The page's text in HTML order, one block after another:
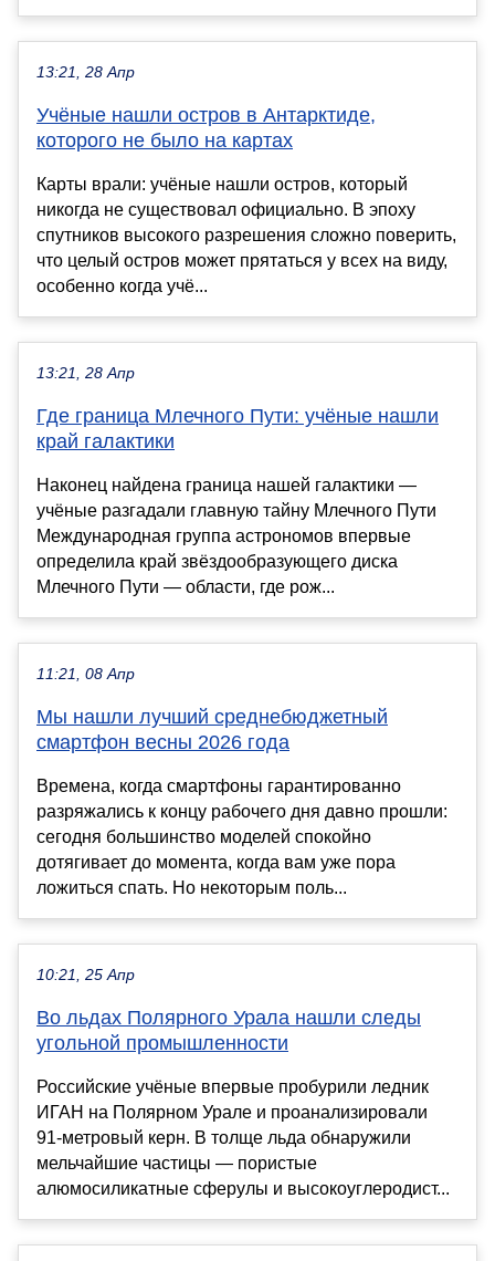
13:21, 28 Апр
Учёные нашли остров в Антарктиде,
которого не было на картах
Карты врали: учёные нашли остров, который
никогда не существовал официально. В эпоху
спутников высокого разрешения сложно поверить,
что целый остров может прятаться у всех на виду,
особенно когда учё...
13:21, 28 Апр
Где граница Млечного Пути: учёные нашли
край галактики
Наконец найдена граница нашей галактики —
учёные разгадали главную тайну Млечного Пути
Международная группа астрономов впервые
определила край звёздообразующего диска
Млечного Пути — области, где рож...
11:21, 08 Апр
Мы нашли лучший среднебюджетный
смартфон весны 2026 года
Времена, когда смартфоны гарантированно
разряжались к концу рабочего дня давно прошли:
сегодня большинство моделей спокойно
дотягивает до момента, когда вам уже пора
ложиться спать. Но некоторым поль...
10:21, 25 Апр
Во льдах Полярного Урала нашли следы
угольной промышленности
Российские учёные впервые пробурили ледник
ИГАН на Полярном Урале и проанализировали
91‑метровый керн. В толще льда обнаружили
мельчайшие частицы — пористые
алюмосиликатные сферулы и высокоуглеродист...